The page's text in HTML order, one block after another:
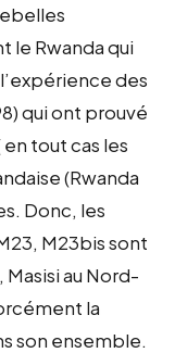
le Rwanda qui
des
qui ont prouvé
tout cas les
(Rwanda
Donc, les
M23bis sont
au Nord-
la
son ensemble.